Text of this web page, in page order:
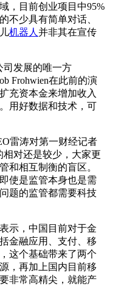
，目前创业项目中95%
不少具有简单对话、
机器人 并非其在宣传
发展的唯一方
Frohwien在此前的演
充资本金来增加收入
用好数据和技术，可
雷涛对第一财经记者
对还是较少，大家更
和相互制衡的盲区。
使是监管本身也是需
题的监管都需要科技
，中国目前对于金
金融应用、支付、移
这个基础带来了两个
，再加上国内目前移
非常高精尖，就能产